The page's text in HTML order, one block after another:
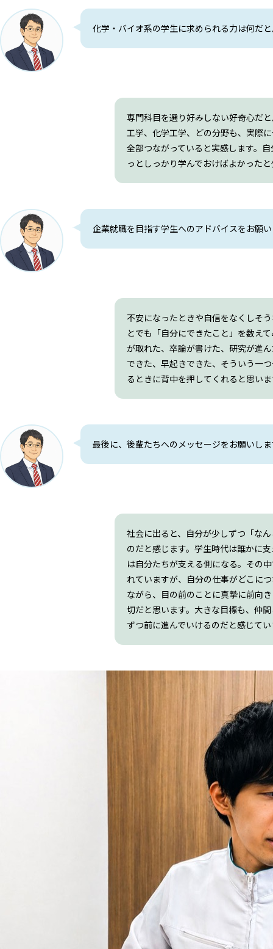
化学・バイオ系の学生に求められる力は何だ
専門科目を選り好みしない好奇心だ
工学、化学工学、どの分野も、実際
全部つながっていると実感します。
っとしっかり学んでおけばよかった
企業就職を目指す学生へのアドバイスをお願
不安になったときや自信をなくしそ
とでも「自分にできたこと」を数え
が取れた、卒論が書けた、研究が進
できた、早起きできた、そういう一
るときに背中を押してくれると思い
最後に、後輩たちへのメッセージをお願いし
社会に出ると、自分が少しずつ「な
のだと感じます。学生時代は誰かに
は自分たちが支える側になる。その
れていますが、自分の仕事がどこに
ながら、目の前のことに真摯に前向
切だと思います。大きな目標も、仲
ずつ前に進んでいけるのだと感じて